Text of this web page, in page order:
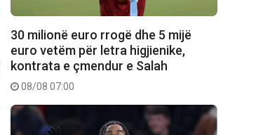
30 milionë euro rrogë dhe 5 mijë
euro vetëm për letra higjienike,
kontrata e çmendur e Salah
08/08 07:00